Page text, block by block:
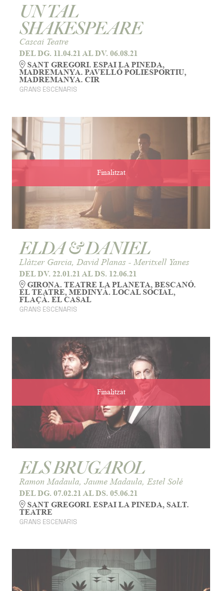
UN TAL
SHAKESPEARE
Cascai Teatre
DEL DG. 11.04.21 AL DV. 06.08.21
SANT GREGORI. ESPAI LA PINEDA,
MADREMANYA. PAVELLÓ POLIESPORTIU,
MADREMANYA. CIR
GRANS ESCENARIS
Finalitzat
ELDA & DANIEL
Llàtzer Garcia, David Planas - Meritxell Yanes
DEL DV. 22.01.21 AL DS. 12.06.21
GIRONA. TEATRE LA PLANETA, BESCANÓ.
EL TEATRE, MEDINYÀ. LOCAL SOCIAL,
FLAÇÀ. EL CASAL
GRANS ESCENARIS
Finalitzat
ELS BRUGAROL
Ramon Madaula, Jaume Madaula, Estel Solé
DEL DG. 07.02.21 AL DS. 05.06.21
SANT GREGORI. ESPAI LA PINEDA, SALT.
TEATRE
GRANS ESCENARIS